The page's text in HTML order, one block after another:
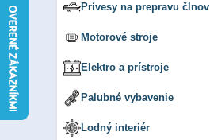
Prívesy na prepravu člnov
Motorové stroje
Elektro a prístroje
Palubné vybavenie
Lodný interiér